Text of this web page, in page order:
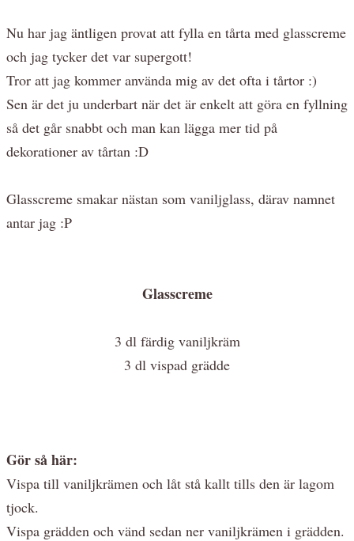
Nu har jag äntligen provat att fylla en tårta med glasscreme
och jag tycker det var supergott!
Tror att jag kommer använda mig av det ofta i tårtor :)
Sen är det ju underbart när det är enkelt att göra en fyllning
så det går snabbt och man kan lägga mer tid på
dekorationer av tårtan :D
Glasscreme smakar nästan som vaniljglass, därav namnet
antar jag :P
Glasscreme
3 dl färdig vaniljkräm
3 dl vispad grädde
Gör så här:
Vispa till vaniljkrämen och låt stå kallt tills den är lagom
tjock.
Vispa grädden och vänd sedan ner vaniljkrämen i grädden.